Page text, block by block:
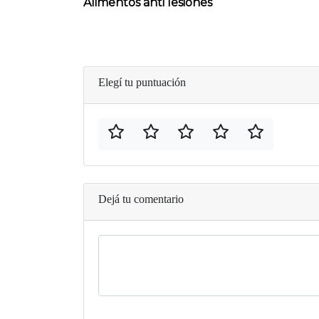
Elegí tu puntuación
Dejá tu comentario